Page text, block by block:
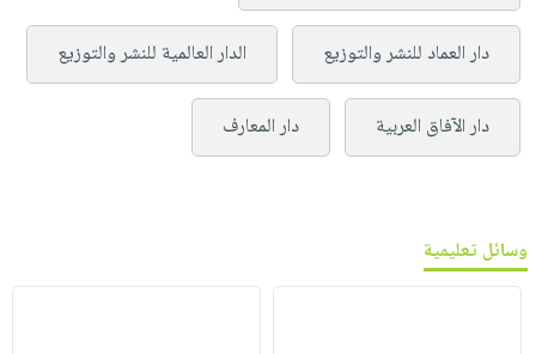
دار العماد للنشر والتوزيع الدار العالمية للنشر والتوزيع
دار الآفاق العربية دار المعارف
وسائل تعليمية